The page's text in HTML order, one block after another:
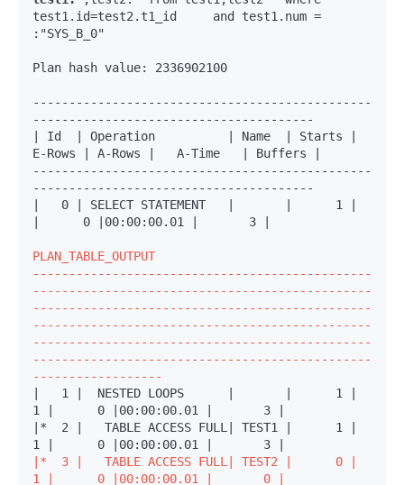
test1.id=test2.t1_id     and test1.num =
:"SYS_B_0"
Plan hash value: 2336902100
-----------------------------------------------
---------------------------------------
| Id  | Operation          | Name  | Starts |
E-Rows | A-Rows |   A-Time   | Buffers |
-----------------------------------------------
---------------------------------------
|   0 | SELECT STATEMENT   |       |      1 |
|      0 |00:00:00.01 |       3 |
PLAN_TABLE_OUTPUT
-----------------------------------------------
-----------------------------------------------
-----------------------------------------------
-----------------------------------------------
-----------------------------------------------
-----------------------------------------------
------------------
|   1 |  NESTED LOOPS      |       |      1 |
1 |      0 |00:00:00.01 |       3 |
|*  2 |   TABLE ACCESS FULL| TEST1 |      1 |
|*  3 |   TABLE ACCESS FULL| TEST2 |      0 |
1 |      0 |00:00:00.01 |       0 |